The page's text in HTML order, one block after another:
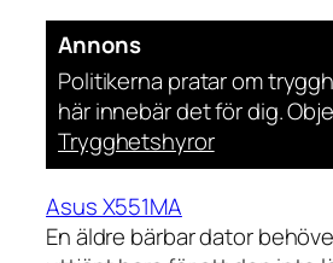
Annons
Politikerna pratar om
här innebär det för dig.
Trygghetshyror
Asus X551MA
En äldre bärbar dator